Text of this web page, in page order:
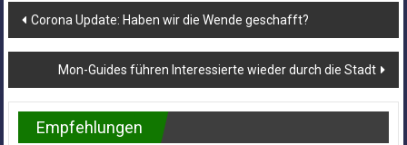
Beitragsnavigation
Corona Update: Haben wir die Wende geschafft?
Mon-Guides führen Interessierte wieder durch die Stadt
Empfehlungen